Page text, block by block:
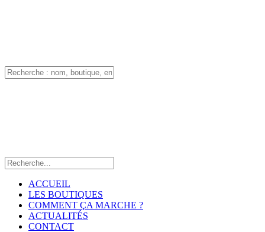
ACCUEIL
LES BOUTIQUES
COMMENT ÇA MARCHE ?
ACTUALITÉS
CONTACT